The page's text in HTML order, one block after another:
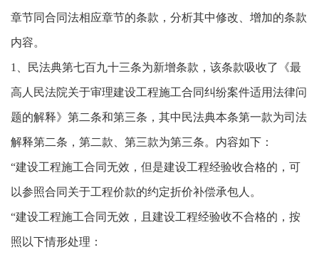
章节同合同法相应章节的条款，分析其中修改、增加的条款
内容。
1、民法典第七百九十三条为新增条款，该条款吸收了《最
高人民法院关于审理建设工程施工合同纠纷案件适用法律问
题的解释》第二条和第三条，其中民法典本条第一款为司法
解释第二条，第二款、第三款为第三条。内容如下：
“建设工程施工合同无效，但是建设工程经验收合格的，可
以参照合同关于工程价款的约定折价补偿承包人。
“建设工程施工合同无效，且建设工程经验收不合格的，按
照以下情形处理：